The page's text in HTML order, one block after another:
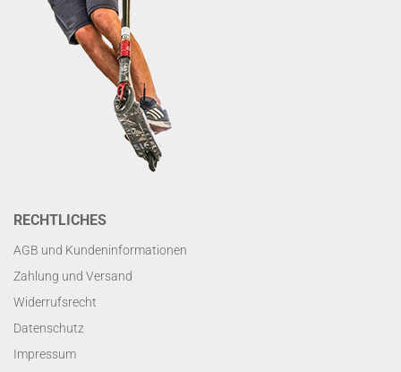
RECHTLICHES
AGB und Kundeninformationen
Zahlung und Versand
Widerrufsrecht
Datenschutz
Impressum